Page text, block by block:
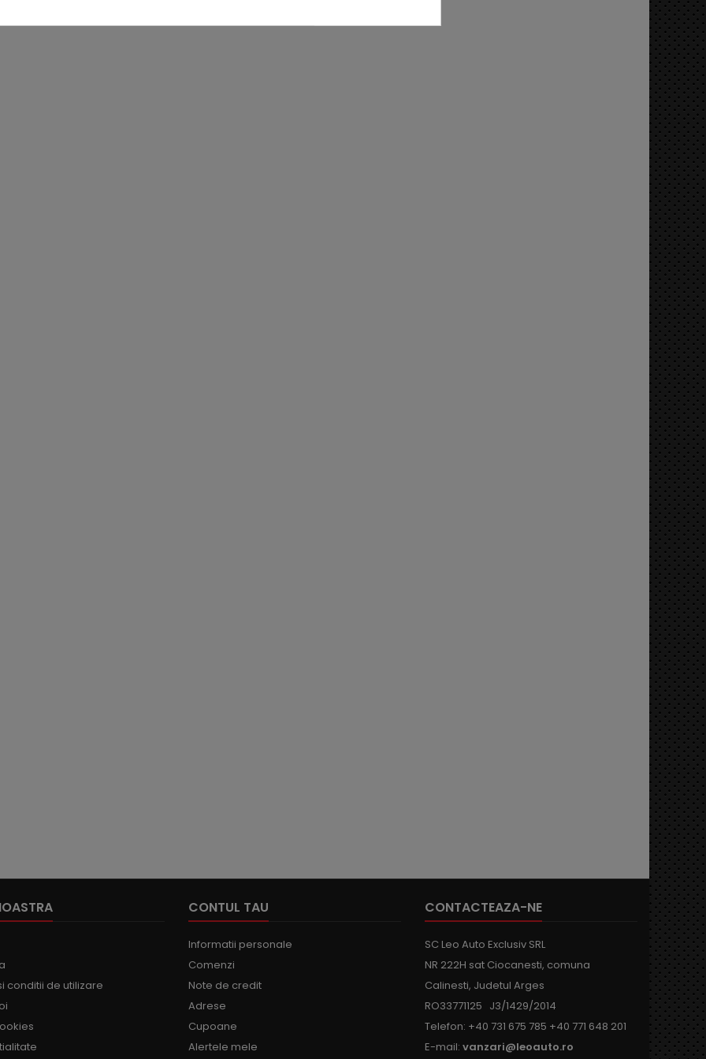
conditii de utilizare
CONTUL TAU
Informatii personale
Comenzi
Note de credit
Adrese
Cupoane
Alertele mele
CONTACTEAZA-NE
SC Leo Auto Exclusiv SRL
NR 222H sat Ciocanesti, comuna
Calinesti, Judetul Arges
RO33771125 J3/1429/2014
Telefon: +40 731 675 785 +40 771 648 201
E-mail: vanzari@leoauto.ro